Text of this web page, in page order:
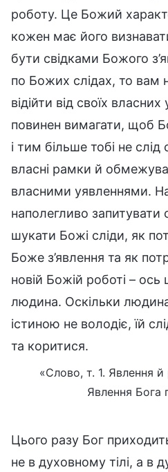
роботу. Це Божий
кожен має його
бути свідками Божого
по Божих слідах, то вам
відійти від своїх
повинен вимагати, щоб
і тим більше тобі не слід
власні рамки й
власними уявленнями.
наполегливо запитувати
шукати Божі сліди, як
Боже з’явлення та як
новій Божій роботі –
людина. Оскільки
істиною не володіє, їй
та коритися.
«Слово, т. 1. Явлення
Явлення Бога
Цього разу Бог
не в духовному тілі, а в